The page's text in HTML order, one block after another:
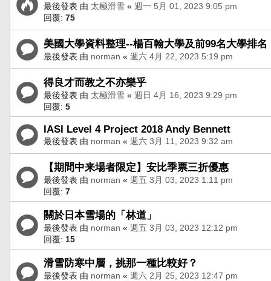
最後發表 由 太極滑雪 « 週一 5月 01, 2023 9:05 pm
回覆: 75
美國大學資料整理--楊百翰大學及前99名大學排名
最後發表 由 norman « 週六 4月 22, 2023 5:19 pm
得良才而教之不亦樂乎
最後發表 由 太極滑雪 « 週日 4月 16, 2023 9:29 pm
回覆: 5
IASI Level 4 Project 2018 Andy Bennett
最後發表 由 norman « 週六 3月 11, 2023 9:32 am
【期間中来場者限定】安比季票三折優惠
最後發表 由 norman « 週五 3月 03, 2023 1:11 pm
回覆: 7
關於日本雪場的「林道」
最後發表 由 norman « 週五 3月 03, 2023 12:12 pm
回覆: 15
滑雪防寒中層，挑那一種比較好？
最後發表 由 norman « 週六 2月 25, 2023 12:47 pm